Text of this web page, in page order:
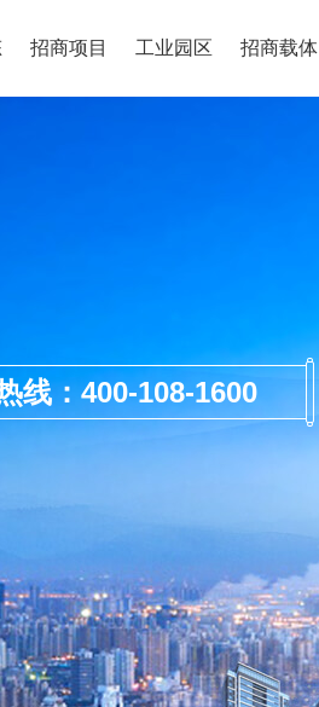
招商项目 工业园区 招商载体
线：400-108-1600